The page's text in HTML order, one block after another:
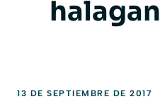
13 DE SEPTIEMBRE DE 2017